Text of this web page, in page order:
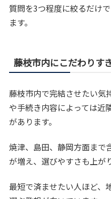
質問を3つ程度に絞るだけ
ます。
藤枝市内にこだわりす
藤枝市内で完結させたい気
や手続き内容によっては近
があります。
焼津、島田、静岡方面まで
が増え、選びやすさも上が
最短で済ませたい人ほど、